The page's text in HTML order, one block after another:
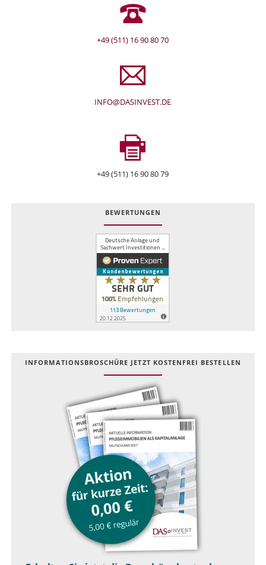
+49 (511) 16 90 80 70
INFO@DASINVEST.DE
+49 (511) 16 90 80 79
BEWERTUNGEN
INFOR­MATIONS­BROSCHÜRE JETZT KOSTEN­FREI BESTELLEN